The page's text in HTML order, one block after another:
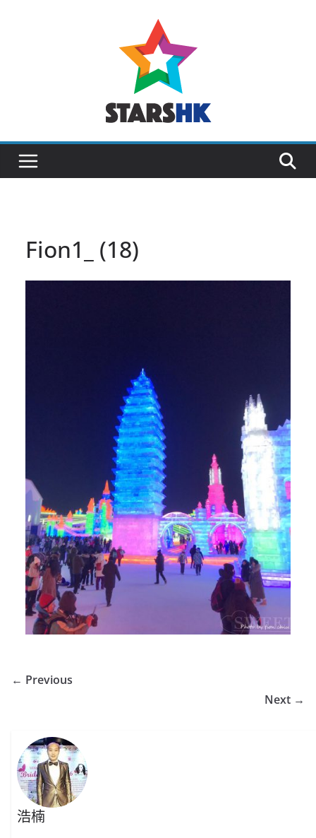
Fion1_ (18)
← Previous
Next →
浩楠